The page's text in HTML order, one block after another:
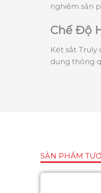
nghiệm sản
Chế Độ
Két sắt
dụng thông
SẢN PHẨM